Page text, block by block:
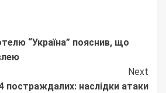
“Україна” пояснив, що
Next
постраждалих: наслідки атаки